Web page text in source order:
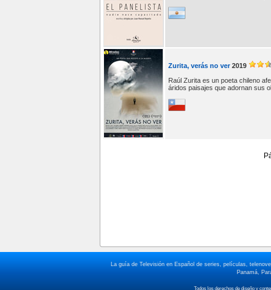
Zurita, verás no ver 2019
Raúl Zurita es un poeta chileno
áridos paisajes que adornan sus
La guía de Televisión en Español de series, películas,
Panamá,